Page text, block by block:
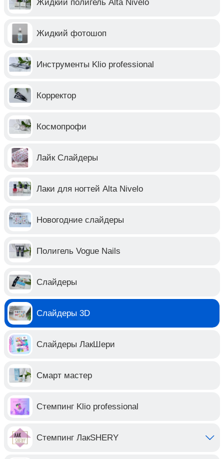
Жидкий полигель Alta Nivelo
Жидкий фотошоп
Инструменты Klio professional
Корректор
Космопрофи
Лайк Слайдеры
Лаки для ногтей Alta Nivelo
Новогодние слайдеры
Полигель Vogue Nails
Слайдеры
Слайдеры 3D
Слайдеры ЛакШери
Смарт мастер
Стемпинг Klio professional
Стемпинг ЛакSHERY